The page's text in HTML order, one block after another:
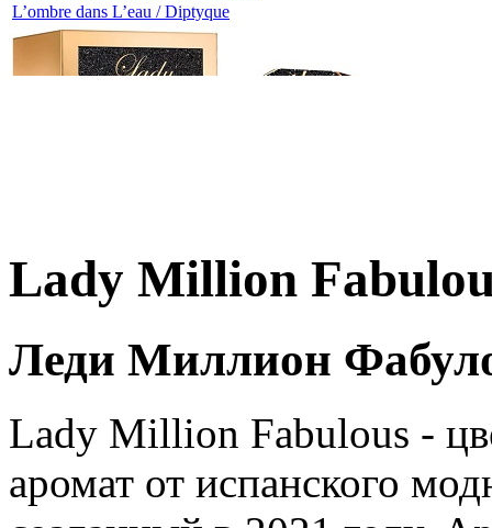
L’ombre dans L’eau / Diptyque
Lady Million
Леди Миллион
Lady Million Fabulous -
аромат от испанского